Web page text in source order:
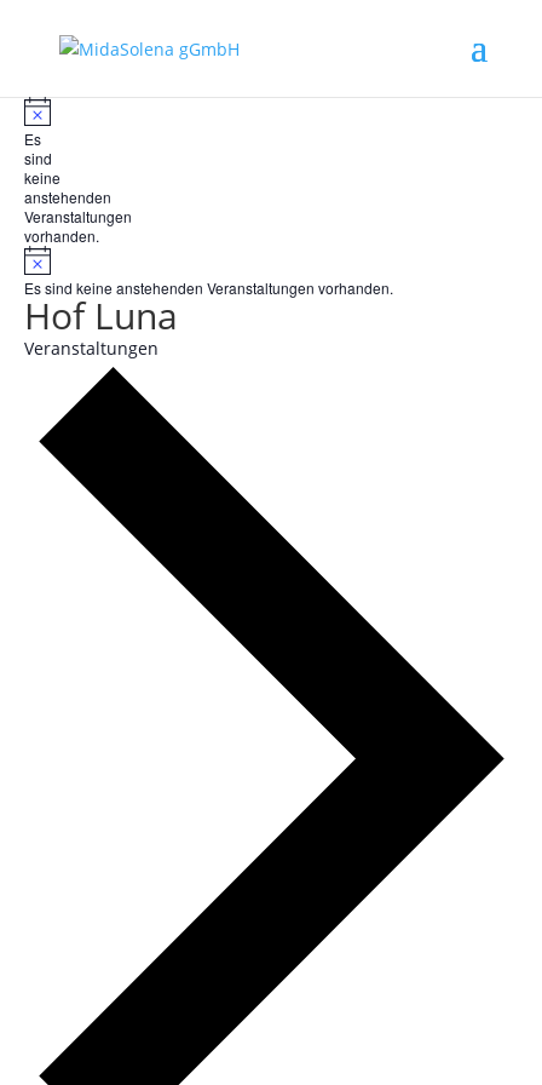
Hinweis
Es
sind
keine
anstehenden
Veranstaltungen
vorhanden.
Hinweis
Es sind keine anstehenden Veranstaltungen vorhanden.
Hof Luna
Veranstaltungen